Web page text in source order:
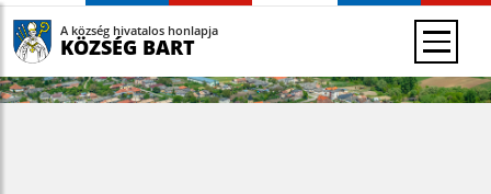
A község hivatalos honlapja
KÖZSÉG BART